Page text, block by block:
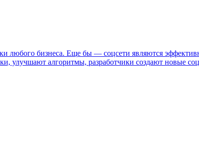
любого бизнеса. Еще бы — соцсети являются
улучшают алгоритмы, разработчики создают новые